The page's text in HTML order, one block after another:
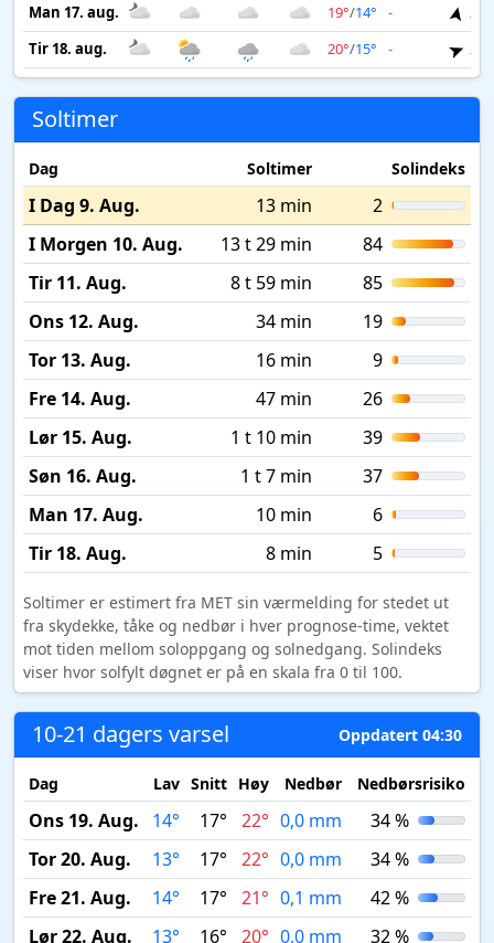
Man 17. aug.
19°/14° -
2
Tir 18. aug.
20°/15° - 2
Soltimer
Dag Soltimer Solindeks
I Dag 9. Aug. 13 min
2
I Morgen 10. Aug.
13 t 29 min
84
Tir 11. Aug.
8 t 59 min
85
Ons 12. Aug.
34 min
19
Tor 13. Aug.
16 min
9
Fre 14. Aug.
47 min
26
Lør 15. Aug.
1 t 10 min
39
Søn 16. Aug.
1 t 7 min
37
Man 17. Aug.
10 min
6
Tir 18. Aug.
8 min 5
Soltimer er estimert fra MET sin værmelding for stedet ut
fra skydekke, tåke og nedbør i hver prognose-time, vektet
mot tiden mellom soloppgang og solnedgang. Solindeks
viser hvor solfylt døgnet er på en skala fra 0 til 100.
10-21 dagers varsel Oppdatert 04:30
Dag Lav Snitt Høy Nedbør Nedbørsrisiko
Ons 19. Aug. 14° 17° 22° 0,0 mm
34 %
Tor 20. Aug.
13° 17° 22° 0,0 mm
34 %
Fre 21. Aug.
14° 17° 21° 0,1 mm
42 %
Lør 22. Aug.
13° 16° 20° 0,0 mm 32 %